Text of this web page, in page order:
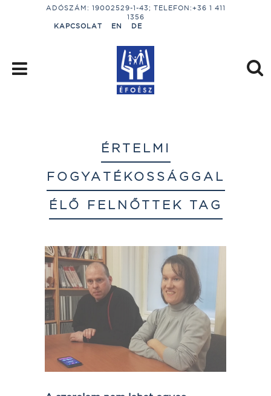
ADÓSZÁM: 19002529-1-43; TELEFON:+36 1 411
1356
KAPCSOLAT
EN DE
ÉRTELMI
FOGYATÉKOSSÁGGAL
ÉLŐ FELNŐTTEK TAG